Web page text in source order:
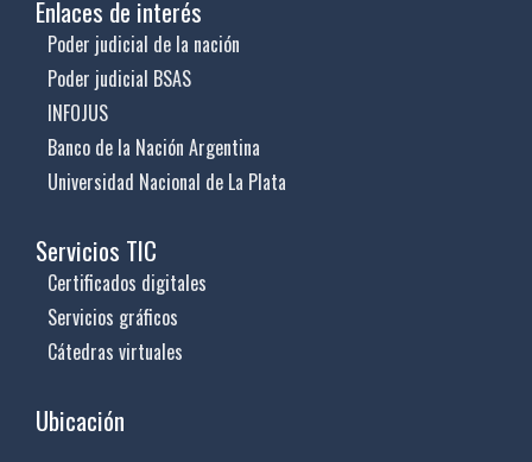
Enlaces de interés
Poder judicial de la nación
Poder judicial BSAS
INFOJUS
Banco de la Nación Argentina
Universidad Nacional de La Plata
Servicios TIC
Certificados digitales
Servicios gráficos
Cátedras virtuales
Ubicación